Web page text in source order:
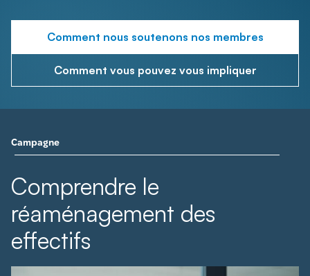
Comment nous soutenons nos membres
Comment vous pouvez vous impliquer
Campagne
Comprendre le
réaménagement des
effectifs